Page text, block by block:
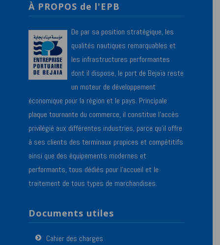
À PROPOS de l'EPB
De par sa position stratégique, les
qualités nautiques remarquables et
les infrastructures performantes
dont il dispose, le port de Bejaïa reste
un moteur de développement
économique pour la région et le pays. Principale
plaque tournante du commerce, il constitue l’accès
privilégié aux différentes industries, parce qu’il offre
à ses clients des terminaux propices et compétitifs
ainsi que des équipements modernes et
performants, tous dédiés pour l’accueil et le
traitement de tous types de marchandises.
Documents utiles
Cahier des charges